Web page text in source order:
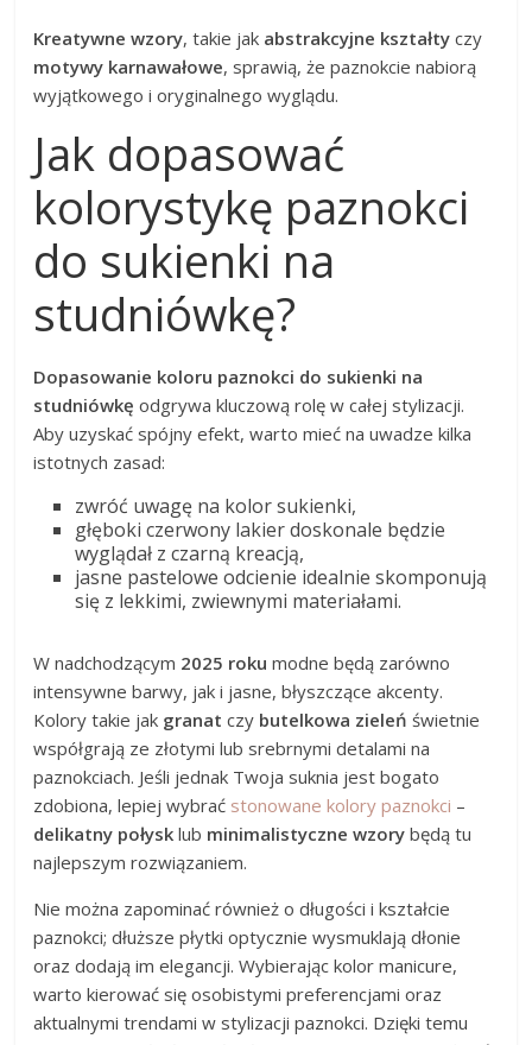
Kreatywne wzory, takie jak abstrakcyjne kształty czy
motywy karnawałowe, sprawią, że paznokcie nabiorą
wyjątkowego i oryginalnego wyglądu.
Jak dopasować
kolorystykę paznokci
do sukienki na
studniówkę?
Dopasowanie koloru paznokci do sukienki na
studniówkę odgrywa kluczową rolę w całej stylizacji.
Aby uzyskać spójny efekt, warto mieć na uwadze kilka
istotnych zasad:
zwróć uwagę na kolor sukienki,
głęboki czerwony lakier doskonale będzie
wyglądał z czarną kreacją,
jasne pastelowe odcienie idealnie skomponują
się z lekkimi, zwiewnymi materiałami.
W nadchodzącym 2025 roku modne będą zarówno
intensywne barwy, jak i jasne, błyszczące akcenty.
Kolory takie jak granat czy butelkowa zieleń świetnie
współgrają ze złotymi lub srebrnymi detalami na
paznokciach. Jeśli jednak Twoja suknia jest bogato
zdobiona, lepiej wybrać stonowane kolory paznokci –
delikatny połysk lub minimalistyczne wzory będą tu
najlepszym rozwiązaniem.
Nie można zapominać również o długości i kształcie
paznokci; dłuższe płytki optycznie wysmuklają dłonie
oraz dodają im elegancji. Wybierając kolor manicure,
warto kierować się osobistymi preferencjami oraz
aktualnymi trendami w stylizacji paznokci. Dzięki temu